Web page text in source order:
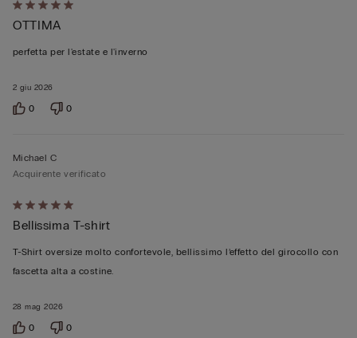
Valutato
5
su
2 giu 2026
OTTIMA
perfetta per l'estate e l'inverno
0 0
Valutato
5
su
5
28 mag 2026
Michael C
Acquirente verificato
Bellissima T-shirt
T-Shirt oversize molto confortevole, bellissimo l’effetto del girocollo con
fascetta alta a costine.
0 0